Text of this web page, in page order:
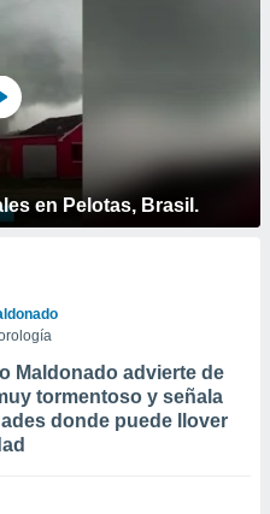
en Pelotas, Brasil.
Maldonado advierte de
tormentoso y señala
donde puede llover